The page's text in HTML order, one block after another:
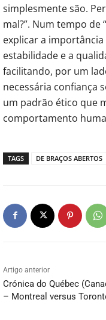
simplesmente são.
mal?”. Num tempo
explicar a
estabilidade e a
facilitando, por um
necessária confiança
um padrão ético que
comportamento
TAGS DE BRAÇOS ABERTOS
Artigo anterior
Crónica do Québec
– Montreal versus